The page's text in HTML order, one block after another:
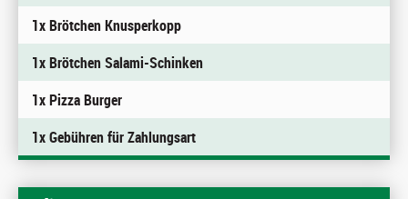
1x Brötchen Knusperkopp
1x Brötchen Salami-Schinken
1x Pizza Burger
1x Gebühren für Zahlungsart